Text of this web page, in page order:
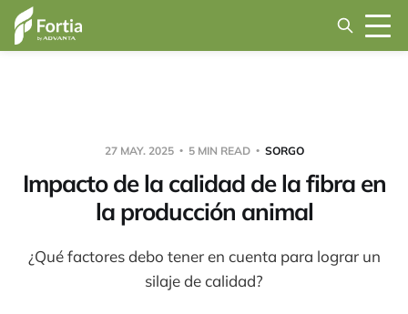
27 MAY. 2025 5 MIN READ SORGO
Impacto de la calidad de la fibra en
la producción animal
¿Qué factores debo tener en cuenta para lograr un
silaje de calidad?